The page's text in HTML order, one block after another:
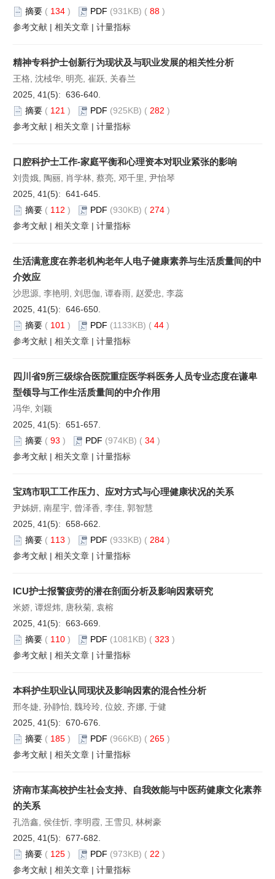
摘要 ( 134 ) PDF (931KB) ( 88 )
参考文献 | 相关文章 | 计量指标
精神专科护士创新行为现状及与职业发展的相关性分析
王格, 沈棫华, 明亮, 崔跃, 关春兰
2025, 41(5): 636-640.
摘要 ( 121 ) PDF (925KB) ( 282 )
参考文献 | 相关文章 | 计量指标
口腔科护士工作-家庭平衡和心理资本对职业紧张的影响
刘贵娥, 陶丽, 肖学林, 蔡亮, 邓千里, 尹怡琴
2025, 41(5): 641-645.
摘要 ( 112 ) PDF (930KB) ( 274 )
参考文献 | 相关文章 | 计量指标
生活满意度在养老机构老年人电子健康素养与生活质量间的中
介效应
沙思源, 李艳明, 刘思伽, 谭春雨, 赵爱忠, 李蕊
2025, 41(5): 646-650.
摘要 ( 101 ) PDF (1133KB) ( 44 )
参考文献 | 相关文章 | 计量指标
四川省9所三级综合医院重症医学科医务人员专业态度在谦卑
型领导与工作生活质量间的中介作用
冯华, 刘颖
2025, 41(5): 651-657.
摘要 ( 93 ) PDF (974KB) ( 34 )
参考文献 | 相关文章 | 计量指标
宝鸡市职工工作压力、应对方式与心理健康状况的关系
尹姊妍, 南星宇, 曾泽香, 李佳, 郭智慧
2025, 41(5): 658-662.
摘要 ( 113 ) PDF (933KB) ( 284 )
参考文献 | 相关文章 | 计量指标
ICU护士报警疲劳的潜在剖面分析及影响因素研究
米娇, 谭煜炜, 唐秋菊, 袁榕
2025, 41(5): 663-669.
摘要 ( 110 ) PDF (1081KB) ( 323 )
参考文献 | 相关文章 | 计量指标
本科护生职业认同现状及影响因素的混合性分析
邢冬婕, 孙静怡, 魏玲玲, 位姣, 齐娜, 于健
2025, 41(5): 670-676.
摘要 ( 185 ) PDF (966KB) ( 265 )
参考文献 | 相关文章 | 计量指标
济南市某高校护生社会支持、自我效能与中医药健康文化素养
的关系
孔浩鑫, 侯佳忻, 李明霞, 王雪贝, 林树豪
2025, 41(5): 677-682.
摘要 ( 125 ) PDF (973KB) ( 22 )
参考文献 | 相关文章 | 计量指标